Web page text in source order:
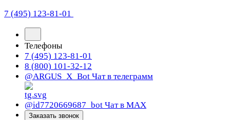
7 (495) 123-81-01
Телефоны
7 (495) 123-81-01
8 (800) 101-32-12
@ARGUS_X_Bot Чат в телеграмм
@id7720669687_bot Чат в МАХ
Заказать звонок